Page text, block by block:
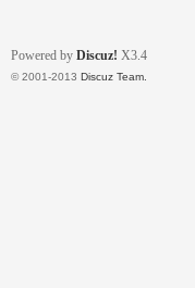
Powered by Discuz! X3.4
© 2001-2013 Discuz Team.